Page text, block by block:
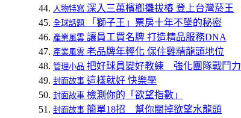
人物特寫 深入三萬檳榔攤拔樁 登上台灣菸王
全球話題 「獅子王」票房十年不墜的秘密
產業風雲 讓員工買名牌 打造精品服務DNA
產業風雲 老品牌年輕化 保住雞精龍頭地位
管理小品 把好球員變好教練 強化團隊戰鬥力
封面故事 這樣就好 快樂學
封面故事 檢測你的「欲望指數」
封面故事 簡單18招 幫你關掉欲望水龍頭